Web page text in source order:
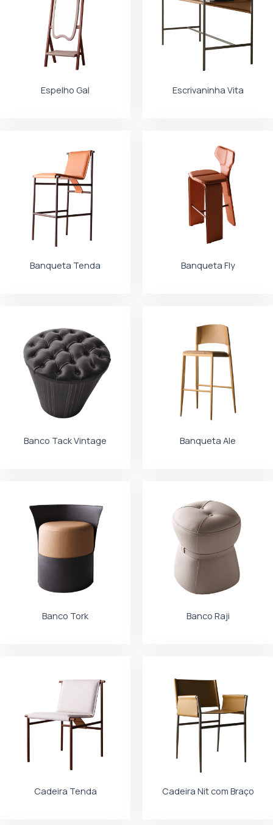
Espelho Gal Escrivaninha Vita
Banqueta Tenda Banqueta Fly
Banco Tack Vintage Banqueta Ale
Banco Tork Banco Raji
Cadeira Tenda Cadeira Nit com Braço